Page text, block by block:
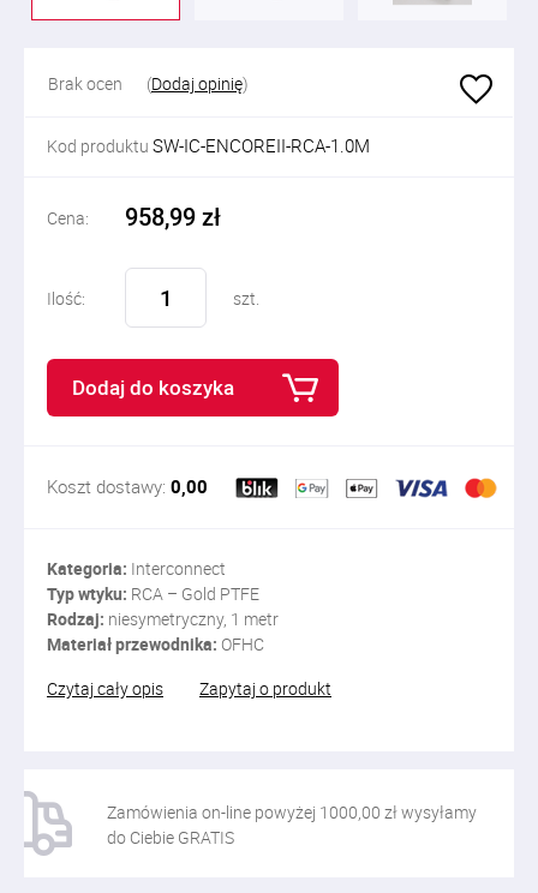
Brak ocen (Dodaj opinię)
Kod produktu SW-IC-ENCOREII-RCA-1.0M
Cena: 958,99 zł
Ilość: szt.
Dodaj do koszyka
Koszt dostawy: 0,00
Kategoria: Interconnect
Typ wtyku: RCA – Gold PTFE
Rodzaj: niesymetryczny, 1 metr
Materiał przewodnika: OFHC
Czytaj cały opis
Zapytaj o produkt
Zamówienia on-line powyżej 1000,00 zł wysyłamy
do Ciebie GRATIS